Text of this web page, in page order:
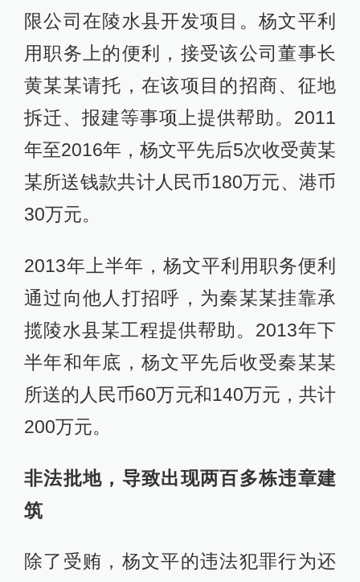
限公司在陵水县开发项目。杨文平利
用职务上的便利，接受该公司董事长
黄某某请托，在该项目的招商、征地
拆迁、报建等事项上提供帮助。2011
年至2016年，杨文平先后5次收受黄某
某所送钱款共计人民币180万元、港币
30万元。
2013年上半年，杨文平利用职务便利
通过向他人打招呼，为秦某某挂靠承
揽陵水县某工程提供帮助。2013年下
半年和年底，杨文平先后收受秦某某
所送的人民币60万元和140万元，共计
200万元。
非法批地，导致出现两百多栋违章建
筑
除了受贿，杨文平的违法犯罪行为还